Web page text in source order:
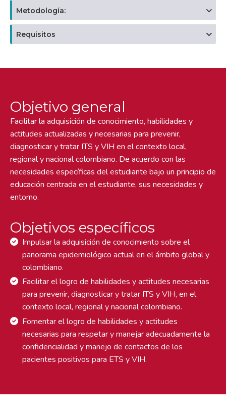
Metodología:
Requisitos
Objetivo general
Facilitar la adquisición de conocimiento, habilidades y
actitudes actualizadas y necesarias para prevenir,
diagnosticar y tratar ITS y VIH en el contexto local,
regional y nacional colombiano. De acuerdo con las
necesidades específicas del estudiante bajo un principio de
educación centrada en el estudiante, sus necesidades y
entorno.
Objetivos específicos
Impulsar la adquisición de conocimiento sobre el
panorama epidemiológico actual en el ámbito global y
colombiano.
Facilitar el logro de habilidades y actitudes necesarias
para prevenir, diagnosticar y tratar ITS y VIH, en el
contexto local, regional y nacional colombiano.
Fomentar el logro de habilidades y actitudes
necesarias para respetar y manejar adecuadamente la
confidencialidad y manejo de contactos de los
pacientes positivos para ETS y VIH.